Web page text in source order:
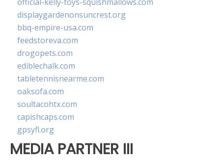
displaygardenonsuncrest.org
bbq-empire-usa.com
feedstoreva.com
drogopets.com
ediblechalk.com
tabletennisnearme.com
oaksofa.com
soultacohtx.com
capishcaps.com
gpsyfl.org
MEDIA PARTNER III